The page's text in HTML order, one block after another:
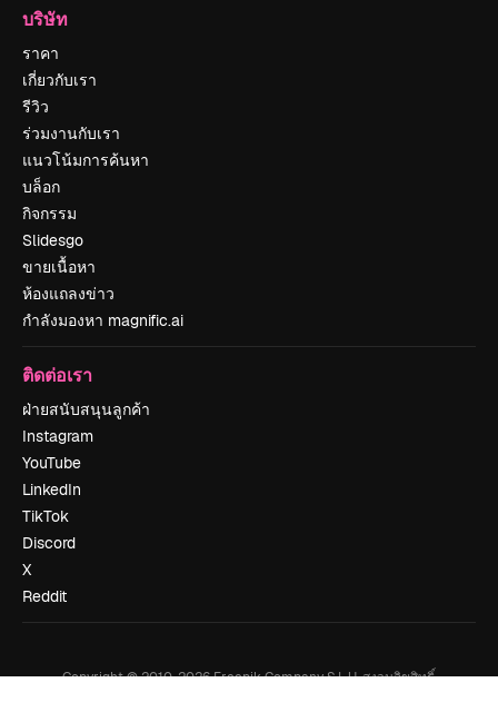
บริษัท
ราคา
เกี่ยวกับเรา
รีวิว
ร่วมงานกับเรา
แนวโน้มการค้นหา
บล็อก
กิจกรรม
Slidesgo
ขายเนื้อหา
ห้องแถลงข่าว
กำลังมองหา magnific.ai
ติดต่อเรา
ฝ่ายสนับสนุนลูกค้า
Instagram
YouTube
LinkedIn
TikTok
Discord
X
Reddit
Copyright © 2010-2026Freepik Company S.L.U.สงวนลิขสิทธิ์.